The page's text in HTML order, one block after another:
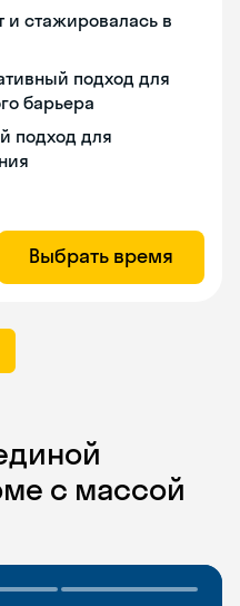
и стажировалась в
подход для
барьера
подход для
Выбрать время
с массой